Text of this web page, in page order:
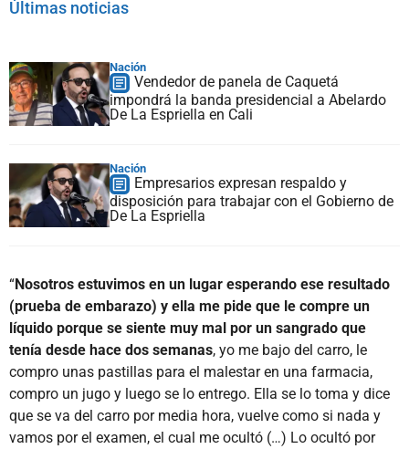
Últimas noticias
Nación
Vendedor de panela de Caquetá
impondrá la banda presidencial a Abelardo
De La Espriella en Cali
Nación
Empresarios expresan respaldo y
disposición para trabajar con el Gobierno de
De La Espriella
“Nosotros estuvimos en un lugar esperando ese resultado
(prueba de embarazo) y ella me pide que le compre un
líquido porque se siente muy mal por un sangrado que
tenía desde hace dos semanas, yo me bajo del carro, le
compro unas pastillas para el malestar en una farmacia,
compro un jugo y luego se lo entrego. Ella se lo toma y dice
que se va del carro por media hora, vuelve como si nada y
vamos por el examen, el cual me ocultó (…) Lo ocultó por